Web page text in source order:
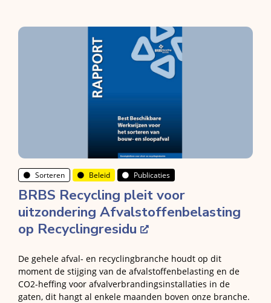
Sorteren Beleid Publicaties
BRBS Recycling pleit voor
uitzondering Afvalstoffenbelasting
op Recyclingresidu
De gehele afval- en recyclingbranche houdt op dit
moment de stijging van de afvalstoffenbelasting en de
CO2-heffing voor afvalverbrandingsinstallaties in de
gaten, dit hangt al enkele maanden boven onze branche.